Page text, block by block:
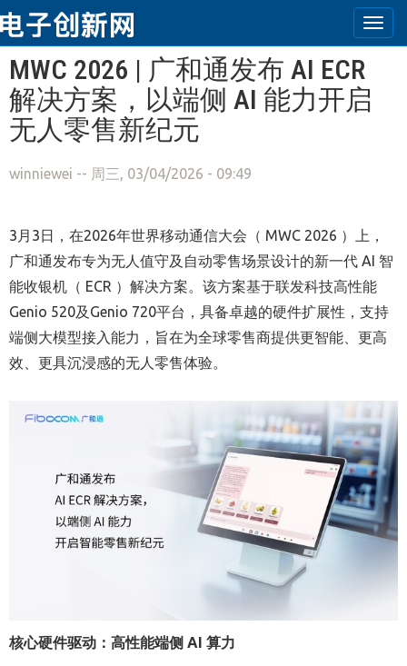
跳转到主要内容
MWC 2026 | 广和通发布 AI ECR
解决方案，以端侧 AI 能力开启
无人零售新纪元
winniewei -- 周三, 03/04/2026 - 09:49
3月3日，在2026年世界移动通信大会（ MWC 2026 ）上，
广和通发布专为无人值守及自动零售场景设计的新一代 AI 智
能收银机（ ECR ）解决方案。该方案基于联发科技高性能
Genio 520及Genio 720平台，具备卓越的硬件扩展性，支持
端侧大模型接入能力，旨在为全球零售商提供更智能、更高
效、更具沉浸感的无人零售体验。
核心硬件驱动：高性能端侧 AI 算力